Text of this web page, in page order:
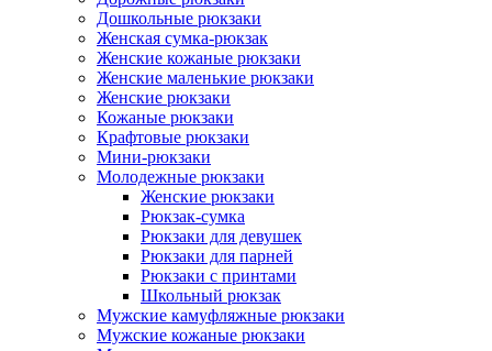
Дошкольные рюкзаки
Женская сумка-рюкзак
Женские кожаные рюкзаки
Женские маленькие рюкзаки
Женские рюкзаки
Кожаные рюкзаки
Крафтовые рюкзаки
Мини-рюкзаки
Молодежные рюкзаки
Женские рюкзаки
Рюкзак-сумка
Рюкзаки для девушек
Рюкзаки для парней
Рюкзаки с принтами
Школьный рюкзак
Мужские камуфляжные рюкзаки
Мужские кожаные рюкзаки